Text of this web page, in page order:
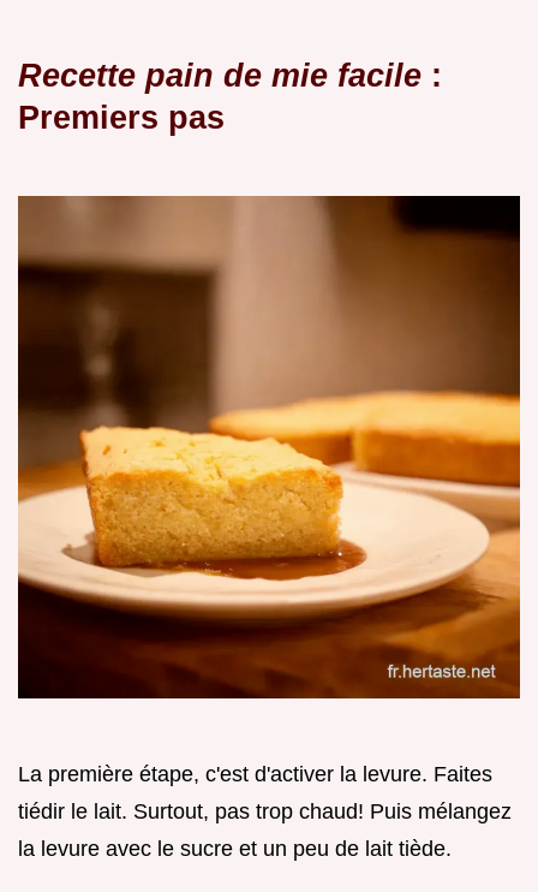
Recette pain de mie facile :
Premiers pas
La première étape, c'est d'activer la levure. Faites
tiédir le lait. Surtout, pas trop chaud! Puis mélangez
la levure avec le sucre et un peu de lait tiède.